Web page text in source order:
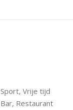
Sport, Vrije tijd
Bar, Restaurant